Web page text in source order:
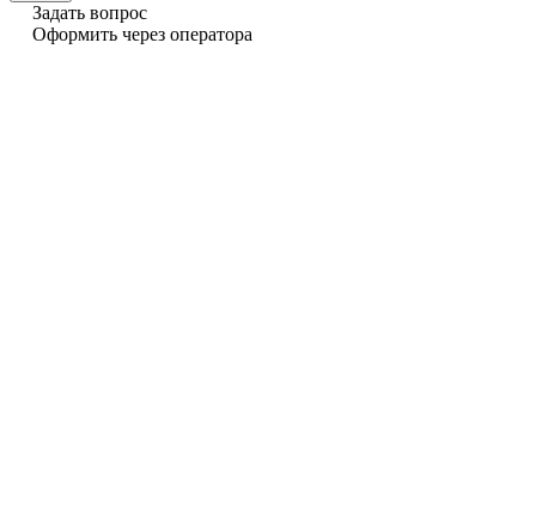
Задать вопрос
Оформить через оператора